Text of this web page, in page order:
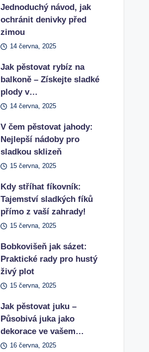
Jednoduchý návod, jak
ochránit denivky před
zimou
14 června, 2025
Jak pěstovat rybíz na
balkoně – Získejte sladké
plody v…
14 června, 2025
V čem pěstovat jahody:
Nejlepší nádoby pro
sladkou sklizeň
15 června, 2025
Kdy stříhat fíkovník:
Tajemství sladkých fíků
přímo z vaší zahrady!
15 června, 2025
Bobkovišeň jak sázet:
Praktické rady pro hustý
živý plot
15 června, 2025
Jak pěstovat juku –
Působivá juka jako
dekorace ve vašem…
16 června, 2025